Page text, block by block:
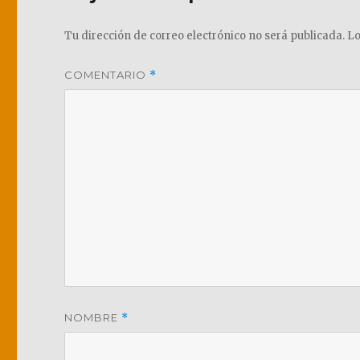
Tu dirección de correo electrónico no será publicada.
COMENTARIO *
NOMBRE *